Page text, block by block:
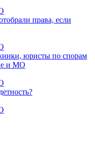
права, если
юристы по спорам
и МО